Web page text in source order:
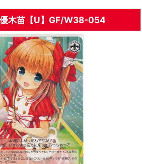
優木苗【U】GF/W38-054